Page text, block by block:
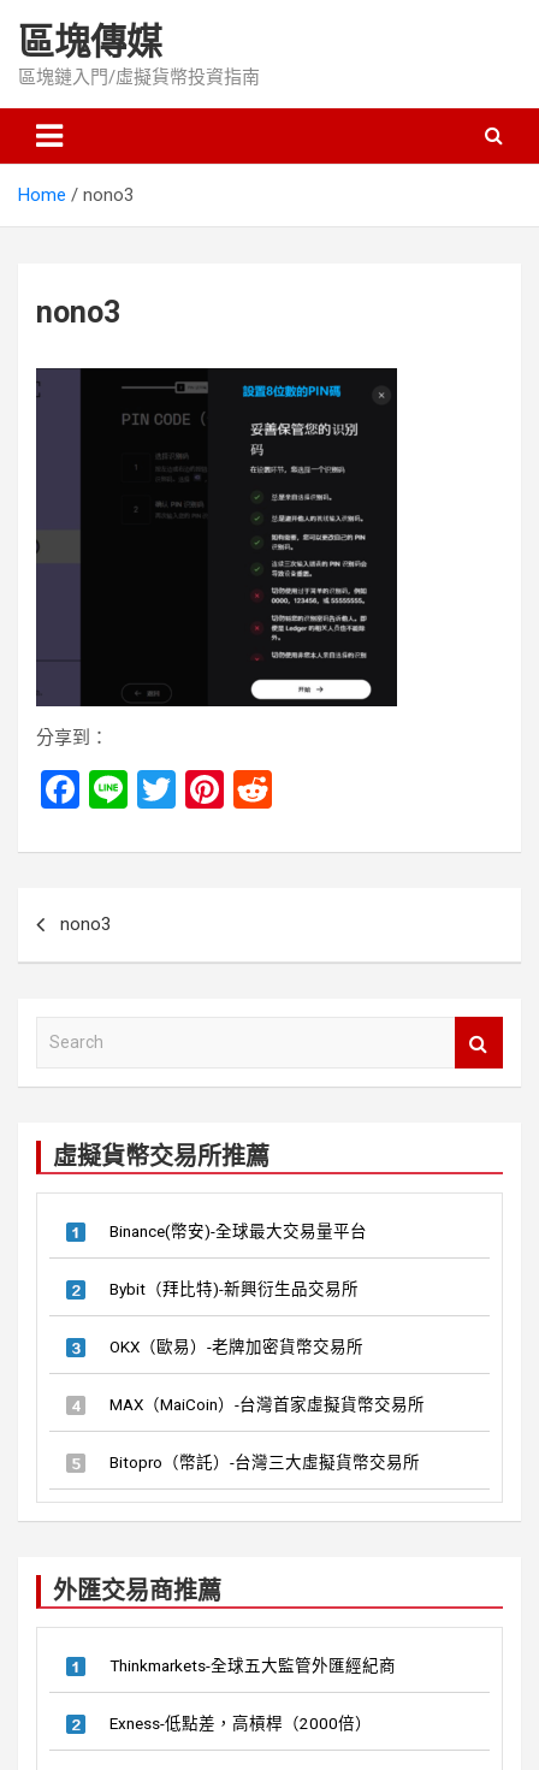
content
區塊傳媒
區塊鏈入門/虛擬貨幣投資指南
Home nono3
nono3
分享到：
F
ce
o
Li
e
T
tt
Pi
er d
nono3
虛擬貨幣交易所推薦
Binance(幣安)-全球最大交易量平台
Bybit（拜比特)-新興衍生品交易所
OKX（歐易）-老牌加密貨幣交易所
MAX（MaiCoin）-台灣首家虛擬貨幣交易所
Bitopro（幣託）-台灣三大虛擬貨幣交易所
外匯交易商推薦
Thinkmarkets-全球五大監管外匯經紀商
Exness-低點差，高槓桿（2000倍）